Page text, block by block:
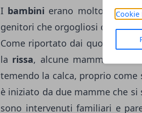
Cookie
I bambini erano molto felici
genitori che orgogliosi del
Come riportato dai quotidiani
la rissa, alcune mamme si
temendo la calca, proprio come
è iniziato da due mamme che
sono intervenuti familiari e